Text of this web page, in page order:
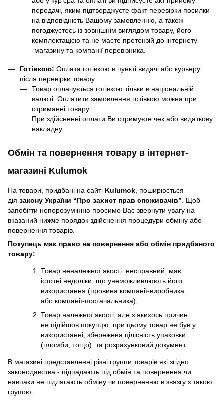
передачі, яким підтверджуєте факт перевірки посилки
на відповідність Вашому замовленню, а також
погоджуєтесь із зовнішнім виглядом товару, його
комплектацією та не маєте претензій до інтернету
-магазину та компанії перевізника.
Готівкою: Оплата готівкою в пункті видачі або курьеру
після перевірки товару.
Товар оплачується готівкою тільки в національній
валюті. Оплатити замовлення готівкою можна при
отриманні товару.
При здійсненні оплати Ви отримуєте чек або видаткову
накладну.
Обмін та повернення товару в інтернет-
магазині Kulumok
На товари, придбані на сайті Kulumok , поширюється
дія закону України “Про захист прав споживачів” . Щоб
запобігти непорозумінню просимо Вас звернути увагу на
вказаний нижче порядок здійснення процедури обміну або
повернення товарів.
Покупець має право на повернення або обмін придбаного
товару:
Товар неналежної якості: несправний, має
істотні недоліки, що унеможливлюють його
використання (провина компанії-виробника
або компанії-постачальника);
Товар належної якості, але з якихось причин
не підійшов покупцю, при цьому товар не був у
використанні, збережена цілісність упаковки
(пломби, тощо) та розрахунковий документ.
В магазині представленні різні группи товарів які згідно
законодавства - підпадають під обмін та повернення чи
навпаки не підлягають обміну чи поверненню в звязгу з такою
групою.